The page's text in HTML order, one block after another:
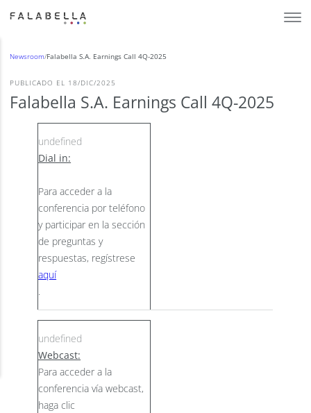
Newsroom/Falabella S.A. Earnings Call 4Q-2025
PUBLICADO EL 18/DIC/2025
Falabella S.A. Earnings Call 4Q-2025
Dial in:
Para acceder a la
conferencia por teléfono
y participar en la sección
de preguntas y
respuestas, regístrese
aquí
.
Webcast:
Para acceder a la
conferencia vía webcast,
haga clic